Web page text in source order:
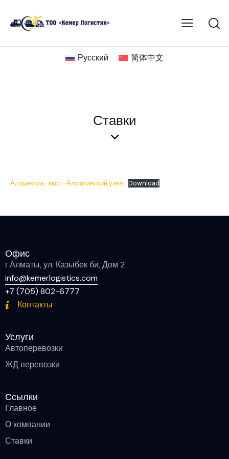
Русский 简体中文
Ставки
Алтынколь-эксп.-Алматинский узел Download
Офис
г.Алматы, ул. Казыбек би, Дом 2 ​
info@kemerlogistics.com
+7 (705) 802-6777
Контакты
Услуги
Автоперевозки
ЖД перевозки
Ссылки
Главное
О компании
Ставки